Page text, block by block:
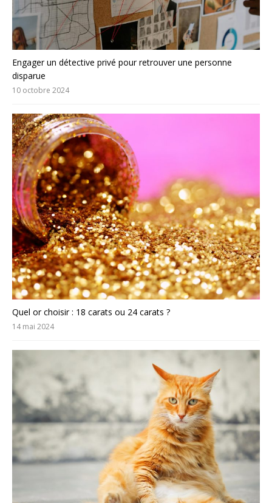
Engager un détective privé pour retrouver une personne
disparue
10 octobre 2024
Quel or choisir : 18 carats ou 24 carats ?
14 mai 2024